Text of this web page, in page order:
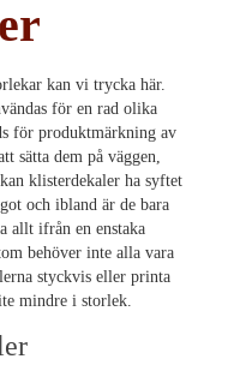
kan vi trycka här.
för en rad olika
för produktmärkning av
sätta dem på väggen,
klisterdekaler ha syftet
och ibland är de bara
allt ifrån en enstaka
behöver inte alla vara
styckvis eller printa
mindre i storlek.